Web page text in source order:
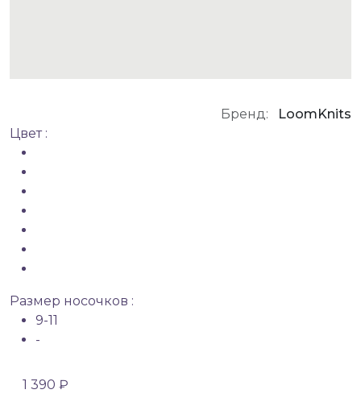
Бренд:
LoomKnits
Цвет :
Размер носочков :
9-11
-
1 390 ₽